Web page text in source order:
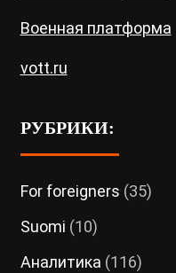
Военная платформа
vott.ru
РУБРИКИ:
For foreigners (35)
Suomi (10)
Аналитика (116)